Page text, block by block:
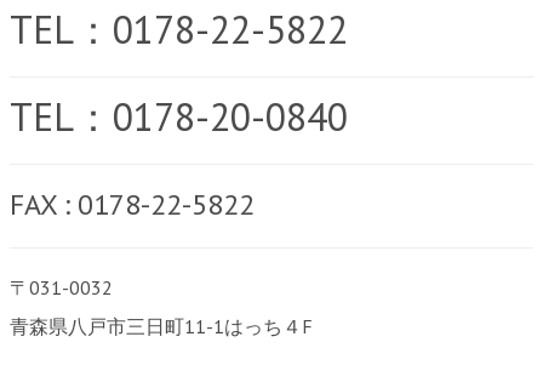
TEL：0178-22-5822
TEL：0178-20-0840
FAX : 0178-22-5822
〒031-0032
青森県八戸市三日町11-1はっち４F